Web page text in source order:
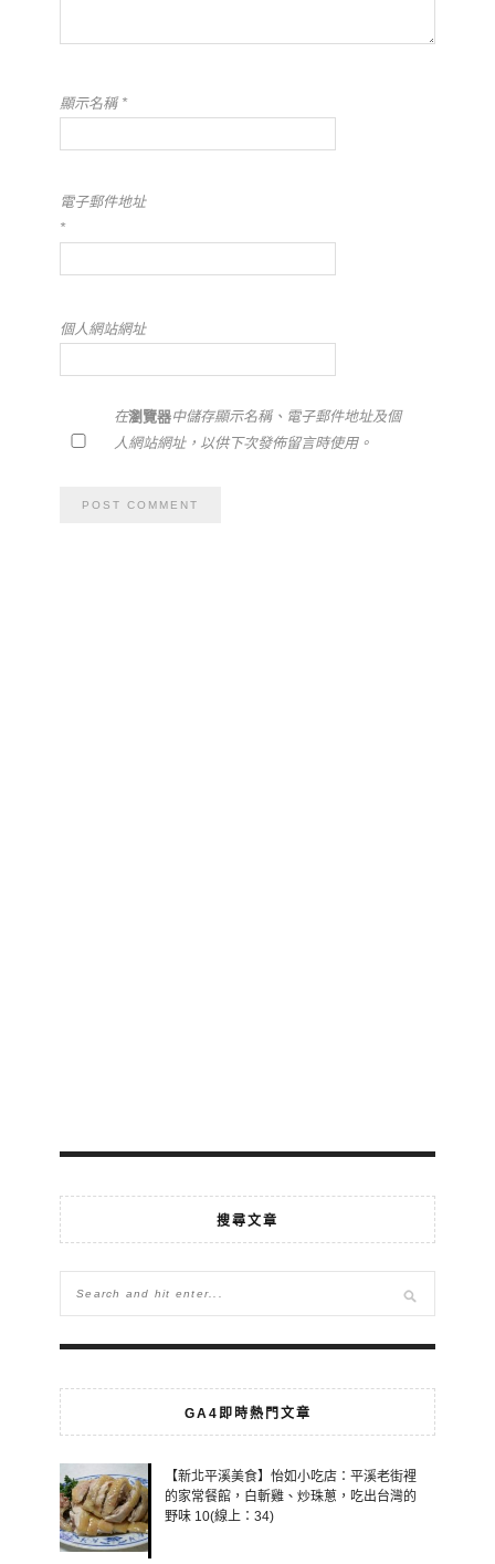
顯示名稱 *
電子郵件地址
*
個人網站網址
在瀏覽器中儲存顯示名稱、電子郵件地址及個
人網站網址，以供下次發佈留言時使用。
搜尋文章
GA4即時熱門文章
【新北平溪美食】怡如小吃店：平溪老街裡
的家常餐館，白斬雞、炒珠蔥，吃出台灣的
野味 10(線上：34)